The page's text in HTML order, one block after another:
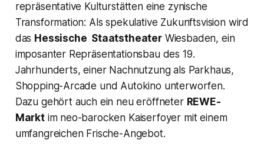
repräsentative Kulturstätten eine zynische
Transformation: Als spekulative Zukunftsvision wird
das Hessische StaatstheaterWiesbaden, ein
imposanter Repräsentationsbau des 19.
Jahrhunderts, einer Nachnutzung als Parkhaus,
Shopping-Arcade und Autokino unterworfen.
Dazu gehört auch ein neu eröffneter REWE-
Marktim neo-barocken Kaiserfoyer mit einem
umfangreichen Frische-Angebot.